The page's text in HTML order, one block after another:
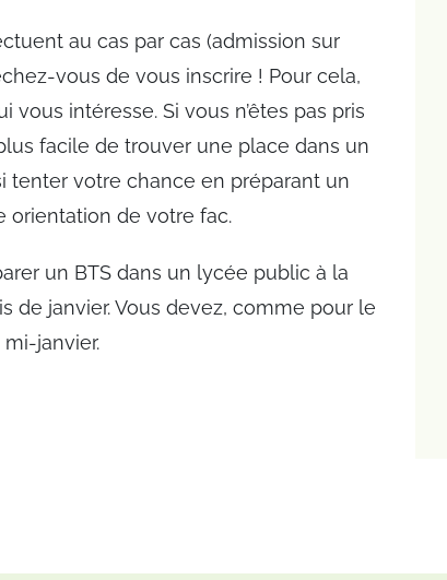
au cas par cas (admission sur
vous de vous inscrire ! Pour cela,
intéresse. Si vous n’êtes pas pris
facile de trouver une place dans un
tenter votre chance en préparant un
orientation de votre fac.
un BTS dans un lycée public à la
de janvier. Vous devez, comme pour le
janvier.